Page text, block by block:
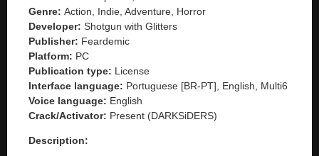
Genre: Action, Indie, Adventure, Horror
Developer: Shotgun with Glitters
Publisher: Feardemic
Platform: PC
Publication type: License
Interface language: Portuguese [BR-PT], English, Multi6
Voice language: English
Crack/Activator: Present (DARKSiDERS)
Description: